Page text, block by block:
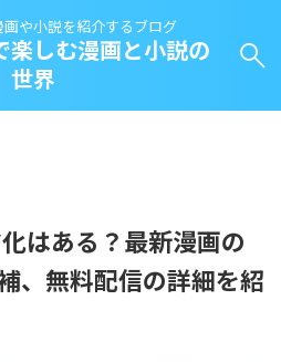
画や小説を紹介するブログ
楽しむ漫画と小説の
世界
はある？最新漫画の
、無料配信の詳細を紹